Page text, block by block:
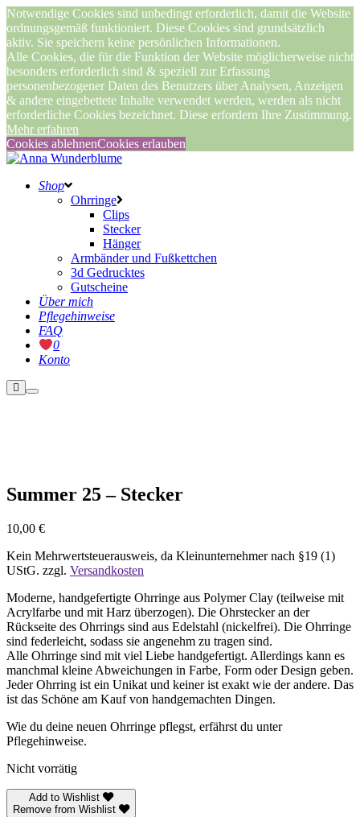
Notwendige Cookies sind unbedingt erforderlich, damit die Website
ordnungsgemäß funktioniert. Diese Cookies sind grundsätzlich
aktiv. Sie speichern keine persönlichen Informationen.
Alle Cookies, die für die Funktion der Website möglicherweise nicht
besonders erforderlich sind & speziell zur Erfassung
personenbezogener Daten des Benutzers über Analysen, Anzeigen
& andere eingebettete Inhalte verwendet werden, werden als nicht
erforderliche Cookies bezeichnet. Diese erfordern Ihre Zustimmung.
Mehr erfahren
Cookies ablehnenCookies erlauben
Shop
Ohrringe
Clips
Stecker
Hänger
Armbänder und Fußkettchen
3d Gedrucktes
Gutscheine
Über mich
Pflegehinweise
FAQ
0
Konto
Weitere
Informationen
Hauptmenü
Summer 25 – Stecker
10,00 €
Kein Mehrwertsteuerausweis, da Kleinunternehmer nach §19 (1)
UStG. zzgl. Versandkosten
Moderne, handgefertigte Ohrringe aus Polymer Clay (teilweise mit
Acrylfarbe und mit Harz überzogen). Die Ohrstecker an der
Rückseite des Ohrrings sind aus Edelstahl (nickelfrei). Die Ohrringe
sind federleicht, sodass sie angenehm zu tragen sind.
Alle Ohrringe sind mit viel Liebe handgefertigt. Allerdings kann es
manchmal kleine Abweichungen in Farbe, Form oder Design geben.
Jeder Ohrring ist ein Unikat und keiner ist exakt wie der andere. Das
ist das Schöne am Kauf von handgemachten Dingen.
Wie du deine neuen Ohrringe pflegst, erfährst du unter
Pflegehinweise.
Nicht vorrätig
Add to Wishlist
Remove from Wishlist